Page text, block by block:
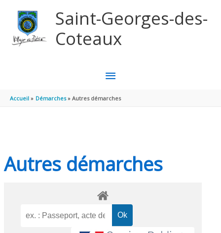
Saint-Georges-des-
Coteaux
MENU
PRINCIPAL
Accueil Démarches Autres démarches
Autres démarches